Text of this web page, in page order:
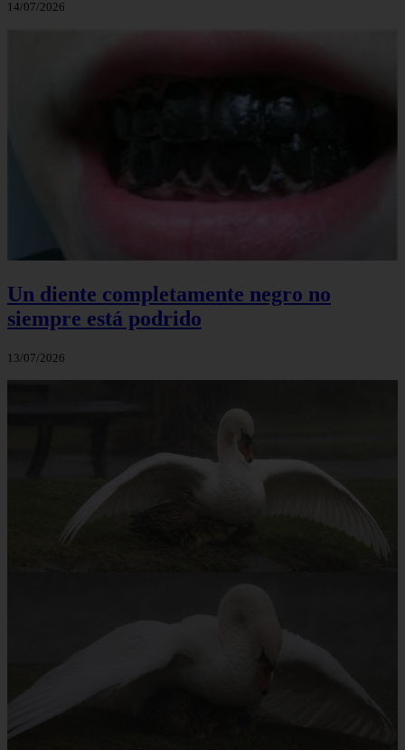
14/07/2026
Un diente completamente negro no
siempre está podrido
13/07/2026